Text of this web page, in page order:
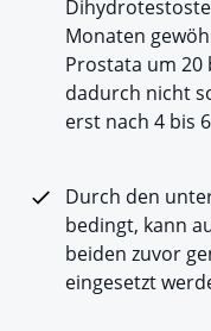
Monaten
Prostata um 20
dadurch nicht
erst nach 4 bis
Durch den
bedingt, kann
beiden zuvor
eingesetzt